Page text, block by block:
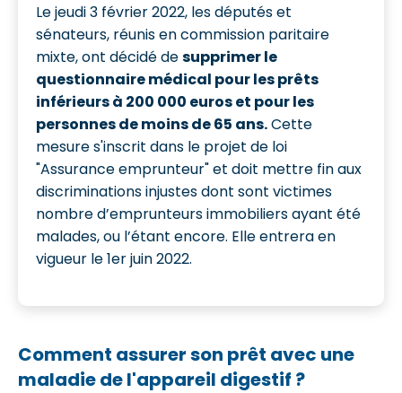
Le jeudi 3 février 2022, les députés et
sénateurs, réunis en commission paritaire
mixte, ont décidé desupprimer le
questionnaire médical pour les prêts
inférieurs à 200 000 euros et pour les
personnes de moins de 65 ans.Cette
mesure s'inscrit dans le projet de loi
"Assurance emprunteur" et doit mettre fin aux
discriminations injustes dont sont victimes
nombre d’emprunteurs immobiliers ayant été
malades, ou l’étant encore. Elle entrera en
vigueur le 1er juin 2022.
Comment assurer son prêt avec une
maladie de l'appareil digestif ?